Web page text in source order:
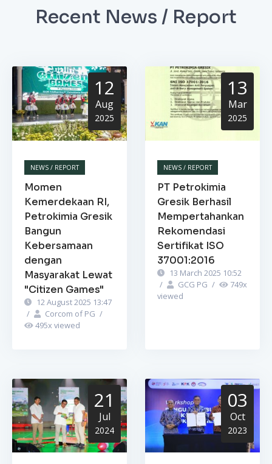
Recent News / Report
12
Aug
2025
NEWS / REPORT
Momen
Kemerdekaan RI,
Petrokimia Gresik
Bangun
Kebersamaan
dengan
Masyarakat Lewat
"Citizen Games"
12 August 2025 13:47
/
Corcom of PG /
495x viewed
13
Mar
2025
NEWS / REPORT
PT Petrokimia
Gresik Berhasil
Mempertahankan
Rekomendasi
Sertifikat ISO
37001:2016
13 March 2025 10:52
/
GCG PG / 749x
viewed
21
Jul
2024
03
Oct
2023